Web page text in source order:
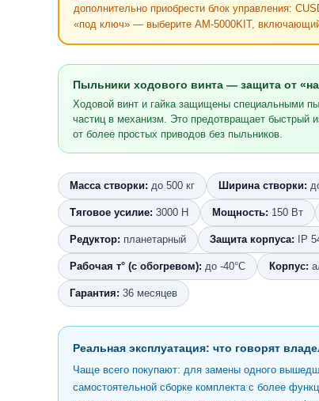
дополнительно приобрести блок управления:
«под ключ» — выберите AM-5000KIT,
Пыльники ходового винта — защита от
Ходовой винт и гайка защищены специальными
частиц в механизм. Это предотвращает быстрый
от более простых приводов без пыльников.
Масса створки: до 500 кг Ширина створки:
Тяговое усилие: 3000 Н Мощность: 150 Вт
Редуктор: планетарный Защита корпуса: IP
Рабочая т° (с обогревом): до -40°C Корпус:
Гарантия: 36 месяцев
Реальная эксплуатация: что говорят
Чаще всего покупают: для замены одного
самостоятельной сборке комплекта с более